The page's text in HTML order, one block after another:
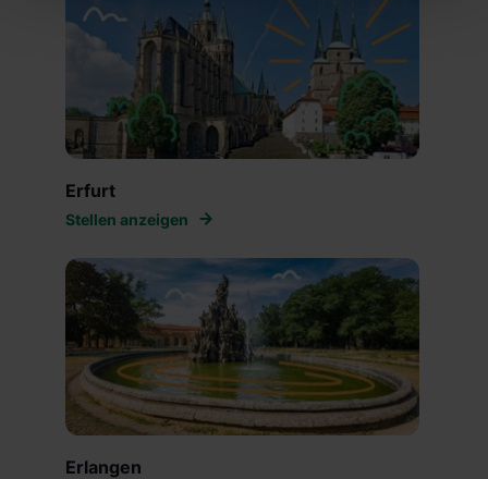
Einwilligung zur Platzierung von Cookies der Kategorien
„Präferenzen“, „Statistiken“ und „Marketing“ umfasst
hierbei die Einwilligung zur Übermittlung deiner Daten in
die USA (Art. 49 Abs. 1 S. 1 lit. a) DS-GVO). Die USA
verfügen über kein angemessenes Datenschutzniveau
(EuGH – Schrems II). Du kannst die von dir erteilte
oder teilweise über unsere Datenschutzerklärung unter
dem Punkt „Datenschutz-Einstellungen“ widerrufen.
du durch Klick auf „Details zeigen“. Weitere
Informationen:Datenschutzerklärung Impressum
Erfurt
Stellen anzeigen
Erlangen